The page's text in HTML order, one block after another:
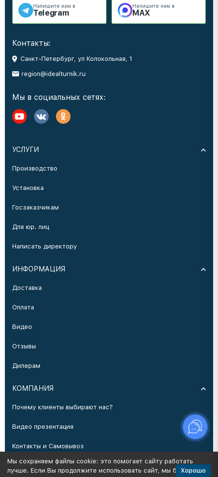
Напишите нам в
Telegram
Напишите нам в
MAX
Контакты:
Санкт-Петербург, ул Колокольная, 1
region@idealturnik.ru
Мы в социальных сетях:
УСЛУГИ
Производство
Установка
Госзаказчикам
Для юр. лиц
Написать директору
ИНФОРМАЦИЯ
Доставка
Оплата
Видео
Отзывы
Дилерам
КОМПАНИЯ
Почему клиенты выбирают нас?
Видео презентация
Контакты и Самовывоз
Производство
Мы сохраняем файлы cookie: это помогает сайту работать
лучше. Если Вы продолжите использовать сайт, мы будемХорошо